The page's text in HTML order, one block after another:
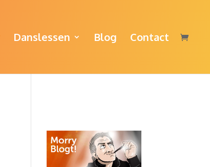
Danslessen Blog Contact